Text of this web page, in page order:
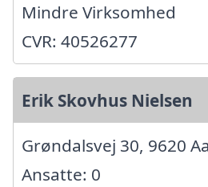
Mindre Virksomhed
CVR: 40526277
Erik Skovhus Nielsen
Grøndalsvej 30, 9620
Ansatte: 0